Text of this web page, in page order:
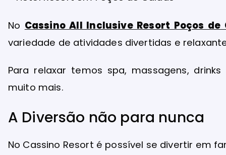
No Cassino All Inclusive Resort Poços de
variedade de atividades divertidas e
Para relaxar temos spa, massagens,
muito mais.
A Diversão não para nunca
No Cassino Resort é possível se divertir em